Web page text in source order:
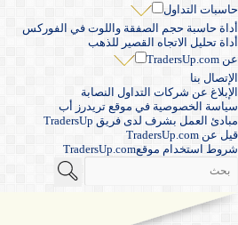
حاسبات التداول
أداة حاسبة حجم الصفقة واللوت في الفوركس
أداة تحليل الاتجاه القصير للذهب
عن TradersUp.com
الإتصال بنا
الإبلاغ عن شركات التداول النصابة
سياسة الخصوصية في موقع تريدرز أب
مبادئ العمل بشرف لدى فريق TradersUp
قيل عن TradersUp.com
شروط استخدام موقعTradersUp.com